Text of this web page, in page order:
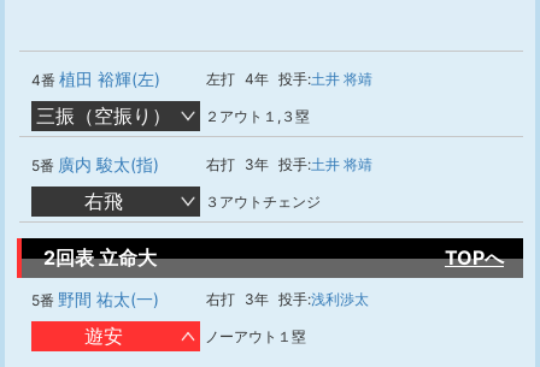
4番 植田 裕輝(左) 左打 4年 投手:土井 将靖
三振（空振り） ２アウト１,３塁
5番 廣内 駿太(指) 右打 3年 投手:土井 将靖
右飛 ３アウトチェンジ
2回表 立命大 TOPへ
5番 野間 祐太(一) 右打 3年 投手:浅利渉太
遊安 ノーアウト１塁